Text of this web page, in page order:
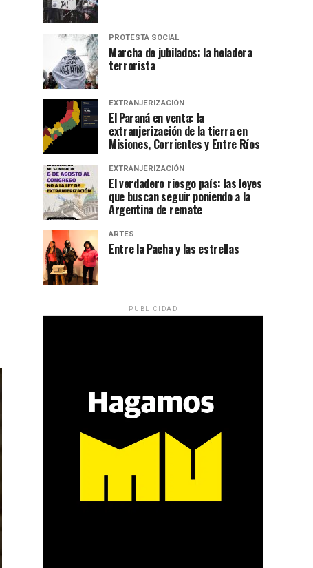
PROTESTA SOCIAL
Marcha de jubilados: la heladera
terrorista
EXTRANJERIZACIÓN
El Paraná en venta: la
extranjerización de la tierra en
Misiones, Corrientes y Entre Ríos
EXTRANJERIZACIÓN
El verdadero riesgo país: las leyes
que buscan seguir poniendo a la
Argentina de remate
ARTES
Entre la Pacha y las estrellas
PUBLICIDAD